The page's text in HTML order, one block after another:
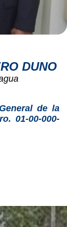
DUNO
de la
01-00-000-